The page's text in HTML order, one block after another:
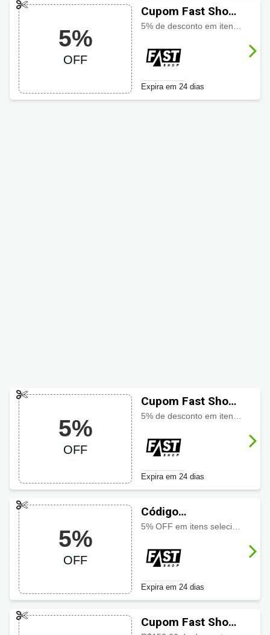
5%
OFF
Cupom Fast Shop
com 5% OFF
Expira em 24 dias
5%
OFF
Cupom Fast Shop
com 5% OFF
Expira em 24 dias
5%
OFF
Código
promocional Fast
Expira em 24 dias
Cupom Fast Shop